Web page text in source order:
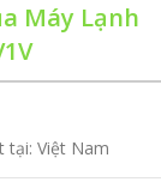
Máy Lạnh
tại: Việt Nam